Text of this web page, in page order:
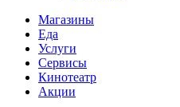
Магазины
Еда
Услуги
Сервисы
Кинотеатр
Акции